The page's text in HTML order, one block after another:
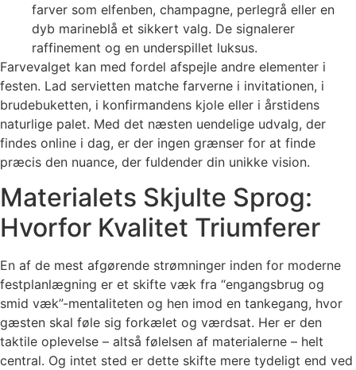
farver som elfenben, champagne, perlegrå eller en
dyb marineblå et sikkert valg. De signalerer
raffinement og en underspillet luksus.
Farvevalget kan med fordel afspejle andre elementer i
festen. Lad servietten matche farverne i invitationen, i
brudebuketten, i konfirmandens kjole eller i årstidens
naturlige palet. Med det næsten uendelige udvalg, der
findes online i dag, er der ingen grænser for at finde
præcis den nuance, der fuldender din unikke vision.
Materialets Skjulte Sprog:
Hvorfor Kvalitet Triumferer
En af de mest afgørende strømninger inden for moderne
festplanlægning er et skifte væk fra “engangsbrug og
smid væk”-mentaliteten og hen imod en tankegang, hvor
gæsten skal føle sig forkælet og værdsat. Her er den
taktile oplevelse – altså følelsen af materialerne – helt
central. Og intet sted er dette skifte mere tydeligt end ved